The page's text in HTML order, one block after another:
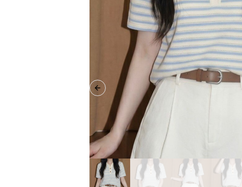
Previous slide